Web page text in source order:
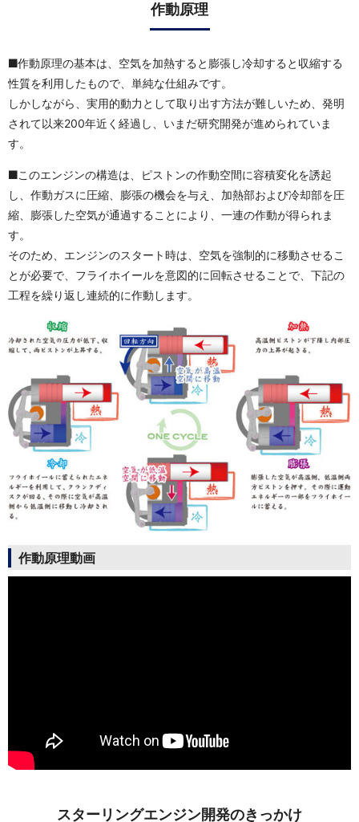
作動原理
作動原理の基本は、空気を加熱すると膨張し冷却すると収縮する
性質を利用したもので、単純な仕組みです。
しかしながら、実用的動力として取り出す方法が難しいため、発明
されて以来200年近く経過し、いまだ研究開発が進められていま
す。
このエンジンの構造は、ピストンの作動空間に容積変化を誘起
し、作動ガスに圧縮、膨張の機会を与え、加熱部および冷却部を圧
縮、膨張した空気が通過することにより、一連の作動が得られま
す。
そのため、エンジンのスタート時は、空気を強制的に移動させるこ
とが必要で、フライホイールを意図的に回転させることで、下記の
工程を繰り返し連続的に作動します。
作動原理動画
スターリングエンジン開発のきっかけ